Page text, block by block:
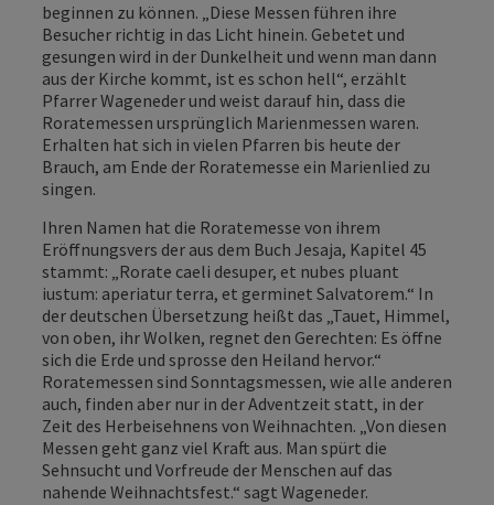
beginnen zu können. „Diese Messen führen ihre
Besucher richtig in das Licht hinein. Gebetet und
gesungen wird in der Dunkelheit und wenn man dann
aus der Kirche kommt, ist es schon hell“, erzählt
Pfarrer Wageneder und weist darauf hin, dass die
Roratemessen ursprünglich Marienmessen waren.
Erhalten hat sich in vielen Pfarren bis heute der
Brauch, am Ende der Roratemesse ein Marienlied zu
singen.
Ihren Namen hat die Roratemesse von ihrem
Eröffnungsvers der aus dem Buch Jesaja, Kapitel 45
stammt: „Rorate caeli desuper, et nubes pluant
iustum: aperiatur terra, et germinet Salvatorem.“ In
der deutschen Übersetzung heißt das „Tauet, Himmel,
von oben, ihr Wolken, regnet den Gerechten: Es öffne
sich die Erde und sprosse den Heiland hervor.“
Roratemessen sind Sonntagsmessen, wie alle anderen
auch, finden aber nur in der Adventzeit statt, in der
Zeit des Herbeisehnens von Weihnachten. „Von diesen
Messen geht ganz viel Kraft aus. Man spürt die
Sehnsucht und Vorfreude der Menschen auf das
nahende Weihnachtsfest.“ sagt Wageneder.